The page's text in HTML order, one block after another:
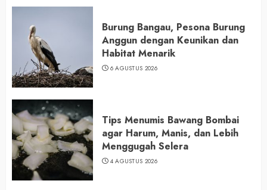
Burung Bangau, Pesona Burung
Anggun dengan Keunikan dan
Habitat Menarik
6 AGUSTUS 2026
Tips Menumis Bawang Bombai
agar Harum, Manis, dan Lebih
Menggugah Selera
4 AGUSTUS 2026